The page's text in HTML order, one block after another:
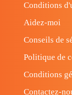
Conditions
Aidez-moi
Conseils de
Politique de
Conditions
Contactez-